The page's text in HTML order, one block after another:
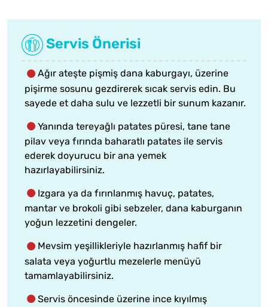
Servis Önerisi
Ağır ateşte pişmiş dana kaburgayı, üzerine
pişirme sosunu gezdirerek sıcak servis edin. Bu
sayede et daha sulu ve lezzetli bir sunum kazanır.
Yanında tereyağlı patates püresi, tane tane
pilav veya fırında baharatlı patates ile servis
ederek doyurucu bir ana yemek
hazırlayabilirsiniz.
Izgara ya da fırınlanmış havuç, patates,
mantar ve brokoli gibi sebzeler, dana kaburganın
yoğun lezzetini dengeler.
Mevsim yeşillikleriyle hazırlanmış hafif bir
salata veya yoğurtlu mezelerle menüyü
tamamlayabilirsiniz.
Servis öncesinde üzerine ince kıyılmış